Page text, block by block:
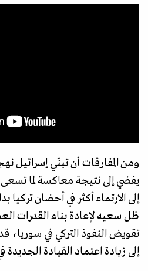
ومن المفارقات أن تبنّي إسرائيل
يفضي إلى نتيجة معاكسة لما
إلى الارتماء أكثر في أحضان
ظل سعيه لإعادة بناء القدرات
تقويض النفوذ التركي في سوريا،
إلى زيادة اعتماد القيادة